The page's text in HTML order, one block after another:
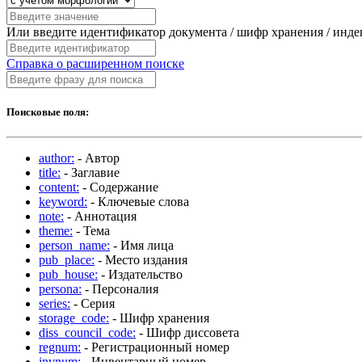
Или введите идентификатор документа / шифр хранения /
Справка о расширенном поиске
Поисковые поля:
author: - Автор
title: - Заглавие
content: - Содержание
keyword: - Ключевые слова
note: - Аннотация
theme: - Тема
person_name: - Имя лица
pub_place: - Место издания
pub_house: - Издательство
persona: - Персоналия
series: - Серия
storage_code: - Шифр хранения
diss_council_code: - Шифр диссовета
regnum: - Регистрационный номер